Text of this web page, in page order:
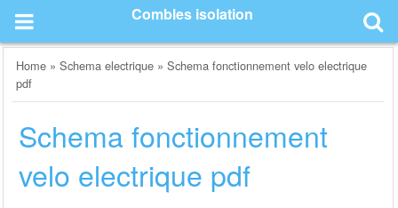
content
Combles isolation
Home »Schema electrique »Schema fonctionnement velo electrique
pdf
Schema fonctionnement
velo electrique pdf